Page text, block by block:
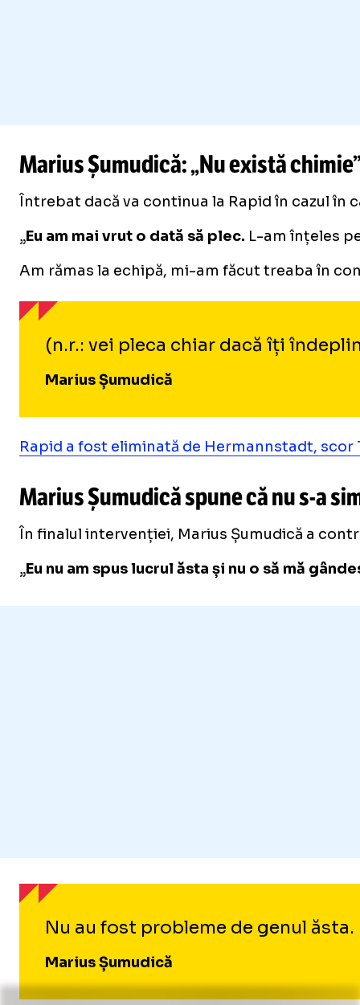
Marius Șumudică: „Nu există
Întrebat dacă va continua la Rapid în cazul în
„Eu am mai vrut o dată să plec. L-am înțeles
Am rămas la echipă, mi-am făcut treaba în
(n.r.: vei pleca chiar dacă îți
Marius Șumudică
Rapid a fost eliminată de Hermannstadt, scor
Marius Șumudică spune că nus-a
În finalul intervenției, Marius Șumudică a
„Eu nu am spus lucrul ăsta și nu o să mă
Nu au fost probleme de genul
Marius Șumudică